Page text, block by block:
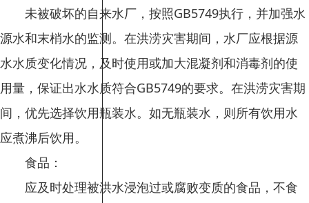
未被破坏的自来水厂，按照GB5749执行，并加强水
源水和末梢水的监测。在洪涝灾害期间，水厂应根据源
水水质变化情况，及时使用或加大混凝剂和消毒剂的使
用量，保证出水水质符合GB5749的要求。在洪涝灾害期
间，优先选择饮用瓶装水。如无瓶装水，则所有饮用水
应煮沸后饮用。
食品：
应及时处理被洪水浸泡过或腐败变质的食品，不食